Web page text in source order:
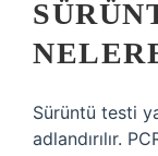
Sürüntü testi
adlandırılır.